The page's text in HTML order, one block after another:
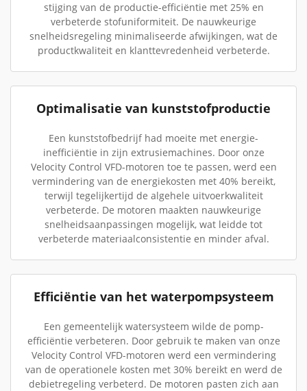
stijging van de productie-efficiëntie met 25% en
verbeterde stofuniformiteit. De nauwkeurige
snelheidsregeling minimaliseerde afwijkingen, wat de
productkwaliteit en klanttevredenheid verbeterde.
Optimalisatie van kunststofproductie
Een kunststofbedrijf had moeite met energie-
inefficiëntie in zijn extrusiemachines. Door onze
Velocity Control VFD-motoren toe te passen, werd een
vermindering van de energiekosten met 40% bereikt,
terwijl tegelijkertijd de algehele uitvoerkwaliteit
verbeterde. De motoren maakten nauwkeurige
snelheidsaanpassingen mogelijk, wat leidde tot
verbeterde materiaalconsistentie en minder afval.
Efficiëntie van het waterpompsysteem
Een gemeentelijk watersysteem wilde de pomp-
efficiëntie verbeteren. Door gebruik te maken van onze
Velocity Control VFD-motoren werd een vermindering
van de operationele kosten met 30% bereikt en werd de
debietregeling verbeterd. De motoren pasten zich aan